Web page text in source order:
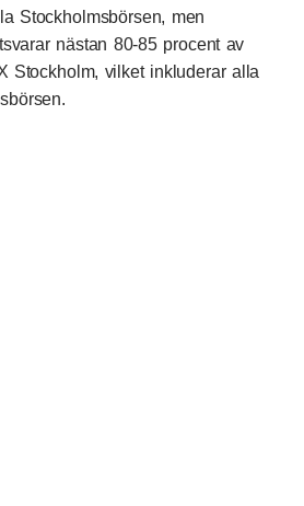
Stockholmsbörsen, men
nästan 80-85 procent av
Stockholm, vilket inkluderar alla